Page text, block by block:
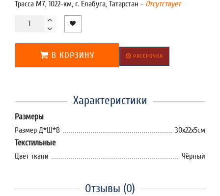
Трасса М7, 1022-км, г. Елабуга, Татарстан - Отсутствует
В КОРЗИНУ РАССРОЧКА
Характеристики
Размеры
Размер Д*Ш*В 30х22х5см
Текстильные
Цвет ткани Чёрный
Отзывы (0)